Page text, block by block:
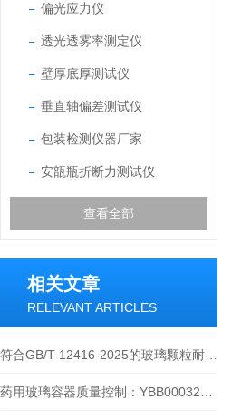
偏光应力仪
透光透雾率测定仪
壁厚底厚测试仪
垂直轴偏差测试仪
包装检测仪器厂家
安瓿瓶折断力测试仪
查看全部
相关文章
RELEVANT ARTICLES